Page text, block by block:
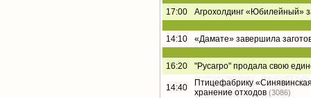
17:00 Агрохолдинг «Юбилейный»
14:10 «Дамате» завершила
16:20 "Русагро" продала свою
14:40
Птицефабрику
хранение отходов (3086)